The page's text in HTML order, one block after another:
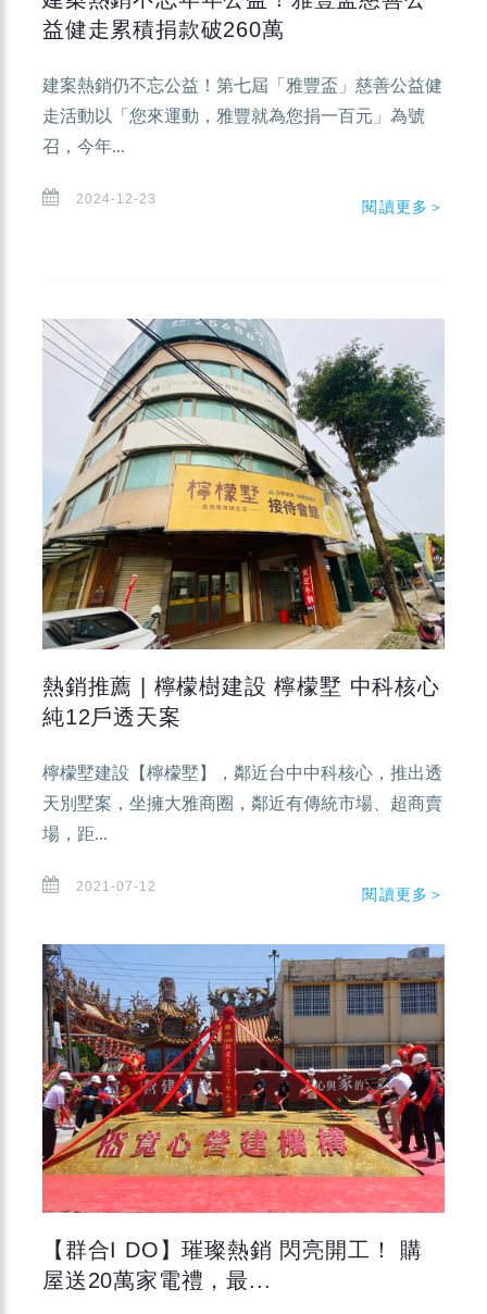
益健走累積捐款破260萬
建案熱銷仍不忘公益！第七屆「雅豐盃」慈善公益健
走活動以「您來運動，雅豐就為您捐一百元」為號
召，今年...
2024-12-23 閱讀更多＞
熱銷推薦 | 檸檬樹建設 檸檬墅 中科核心
純12戶透天案
檸檬墅建設【檸檬墅】，鄰近台中中科核心，推出透
天別墅案，坐擁大雅商圈，鄰近有傳統市場、超商賣
場，距...
2021-07-12 閱讀更多＞
【群合I DO】璀璨熱銷 閃亮開工！ 購
屋送20萬家電禮，最...